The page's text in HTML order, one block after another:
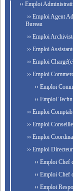
›› Emploi
›› Emploi Agent
Bureau
›› Emploi
›› Emploi
›› Emploi
›› Emploi
›› Emploi
›› Emploi
›› Emploi
›› Emploi
›› Emploi
›› Emploi
›› Emploi Chef
›› Emploi Chef
›› Emploi